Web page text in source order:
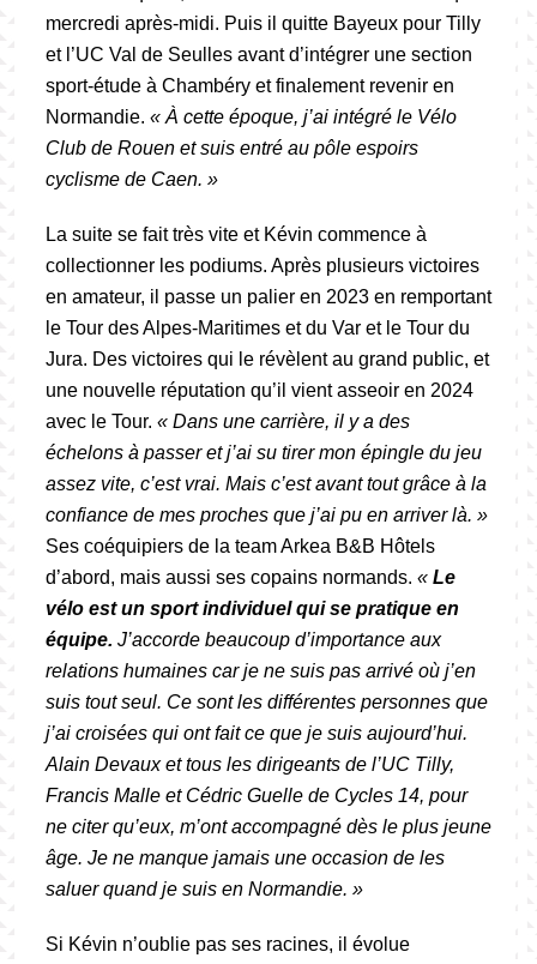
mercredi après-midi. Puis il quitte Bayeux pour Tilly
et l’UC Val de Seulles avant d’intégrer une section
sport-étude à Chambéry et finalement revenir en
Normandie. « À cette époque, j’ai intégré le Vélo
Club de Rouen et suis entré au pôle espoirs
cyclisme de Caen. »
La suite se fait très vite et Kévin commence à
collectionner les podiums. Après plusieurs victoires
en amateur, il passe un palier en 2023 en remportant
le Tour des Alpes-Maritimes et du Var et le Tour du
Jura. Des victoires qui le révèlent au grand public, et
une nouvelle réputation qu’il vient asseoir en 2024
avec le Tour. « Dans une carrière, il y a des
échelons à passer et j’ai su tirer mon épingle du jeu
assez vite, c’est vrai. Mais c’est avant tout grâce à la
confiance de mes proches que j’ai pu en arriver là. »
Ses coéquipiers de la team Arkea B&B Hôtels
d’abord, mais aussi ses copains normands. « Le
vélo est un sport individuel qui se pratique en
équipe. J’accorde beaucoup d’importance aux
relations humaines car je ne suis pas arrivé où j’en
suis tout seul. Ce sont les différentes personnes que
j’ai croisées qui ont fait ce que je suis aujourd’hui.
Alain Devaux et tous les dirigeants de l’UC Tilly,
Francis Malle et Cédric Guelle de Cycles 14, pour
ne citer qu’eux, m’ont accompagné dès le plus jeune
âge. Je ne manque jamais une occasion de les
saluer quand je suis en Normandie. »
Si Kévin n’oublie pas ses racines, il évolue